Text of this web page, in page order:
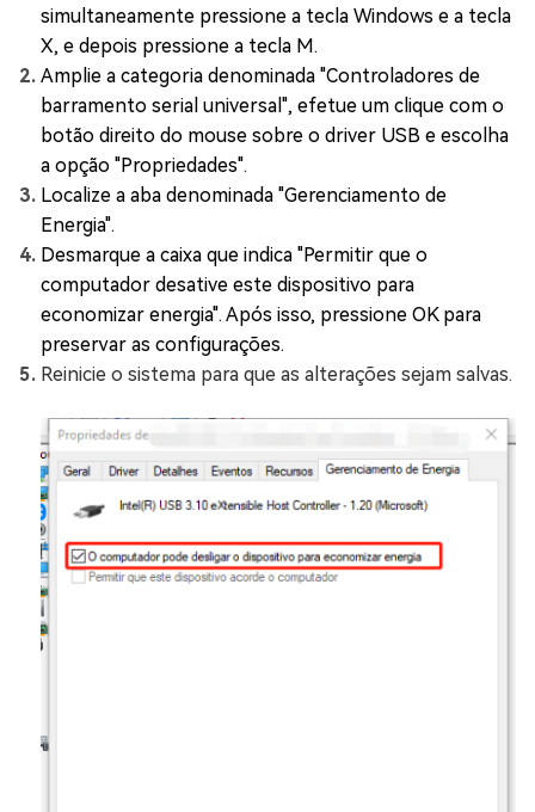
simultaneamente pressione a tecla Windows e a tecla
X, e depois pressione a tecla M.
Amplie a categoria denominada "Controladores de
barramento serial universal", efetue um clique com o
botão direito do mouse sobre o driver USB e escolha
a opção "Propriedades".
Localize a aba denominada "Gerenciamento de
Energia".
Desmarque a caixa que indica "Permitir que o
computador desative este dispositivo para
economizar energia". Após isso, pressione OK para
preservar as configurações.
Reinicie o sistema para que as alterações sejam salvas.